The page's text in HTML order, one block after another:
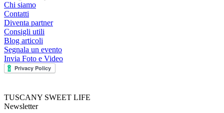
Chi siamo
Contatti
Diventa partner
Consigli utili
Blog articoli
Segnala un evento
Invia Foto e Video
TUSCANY SWEET LIFE
Newsletter